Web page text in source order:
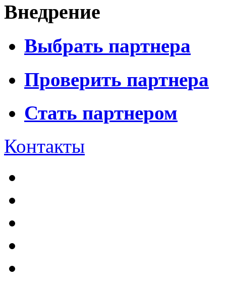
Внедрение
Выбрать партнера
Проверить партнера
Стать партнером
Контакты